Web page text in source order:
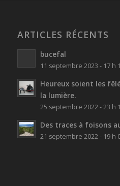
ARTICLES RÉCENTS
bucefal
11 septembre 2023 - 17 h
Heureux soient les
la lumière.
25 septembre 2022 - 23 h
Des traces à foisons
21 septembre 2022 - 19 h